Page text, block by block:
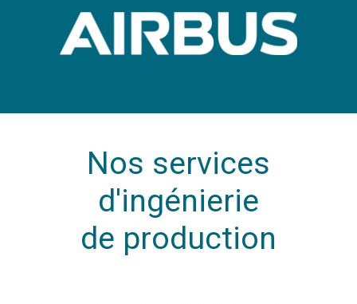
Vorherige
Nos services
d'ingénierie
de production